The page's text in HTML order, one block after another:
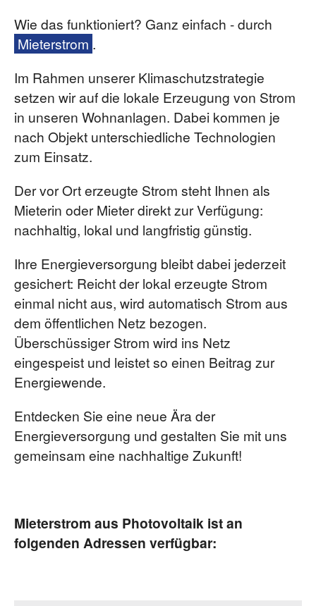
Wie das funktioniert? Ganz einfach - durch
Mieterstrom .
Im Rahmen unserer Klimaschutzstrategie
setzen wir auf die lokale Erzeugung von Strom
in unseren Wohnanlagen. Dabei kommen je
nach Objekt unterschiedliche Technologien
zum Einsatz.
Der vor Ort erzeugte Strom steht Ihnen als
Mieterin oder Mieter direkt zur Verfügung:
nachhaltig, lokal und langfristig günstig.
Ihre Energieversorgung bleibt dabei jederzeit
gesichert: Reicht der lokal erzeugte Strom
einmal nicht aus, wird automatisch Strom aus
dem öffentlichen Netz bezogen.
Überschüssiger Strom wird ins Netz
eingespeist und leistet so einen Beitrag zur
Energiewende.
Entdecken Sie eine neue Ära der
Energieversorgung und gestalten Sie mit uns
gemeinsam eine nachhaltige Zukunft!
Mieterstrom aus Photovoltaik ist an
folgenden Adressen verfügbar: